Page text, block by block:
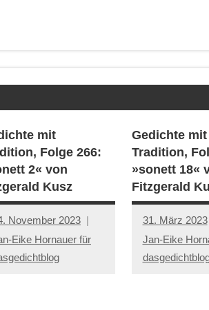
mit
Folge 266:
2« von
Kusz
November 2023
Eike Hornauer für
Gedichte mit
Tradition,
»sonett 18«
Fitzgerald
31. März 2023
Jan-Eike